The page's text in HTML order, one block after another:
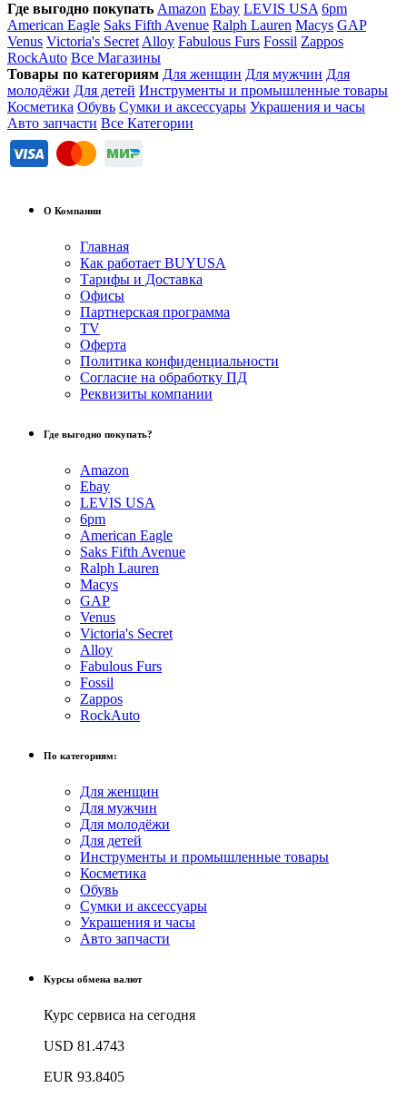
Где выгодно покупать Amazon Ebay LEVIS USA 6pm
American Eagle Saks Fifth Avenue Ralph Lauren Macys GAP
Venus Victoria's Secret Alloy Fabulous Furs Fossil Zappos
RockAuto Все Магазины
Товары по категориям Для женщин Для мужчин Для
молодёжи Для детей Инструменты и промышленные товары
Косметика Обувь Сумки и аксессуары Украшения и часы
Авто запчасти Все Категории
О Компании
Главная
Как работает BUYUSA
Тарифы и Доставка
Офисы
Партнерская программа
TV
Оферта
Политика конфиденциальности
Согласие на обработку ПД
Реквизиты компании
Где выгодно покупать?
Amazon
Ebay
LEVIS USA
6pm
American Eagle
Saks Fifth Avenue
Ralph Lauren
Macys
GAP
Venus
Victoria's Secret
Alloy
Fabulous Furs
Fossil
Zappos
RockAuto
По категориям:
Для женщин
Для мужчин
Для молодёжи
Для детей
Инструменты и промышленные товары
Косметика
Обувь
Сумки и аксессуары
Украшения и часы
Авто запчасти
Курсы обмена валют
Курс сервиса на сегодня
USD 81.4743
EUR 93.8405